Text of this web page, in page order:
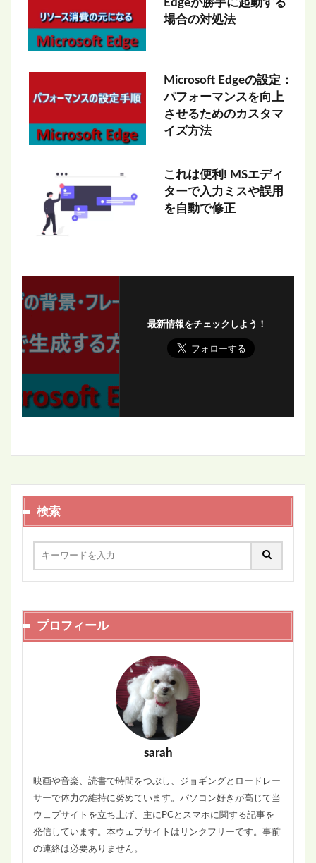
Edgeが勝手に起動する
場合の対処法
Microsoft Edgeの設定：
パフォーマンスを向上
させるためのカスタマ
イズ方法
これは便利! MSエディ
ターで入力ミスや誤用
を自動で修正
最新情報をチェックしよう！
検索
プロフィール
sarah
映画や音楽、読書で時間をつぶし、ジョギングとロードレー
サーで体力の維持に努めています。パソコン好きが高じて当
ウェブサイトを立ち上げ、主にPCとスマホに関する記事を
発信しています。本ウェブサイトはリンクフリーです。事前
の連絡は必要ありません。